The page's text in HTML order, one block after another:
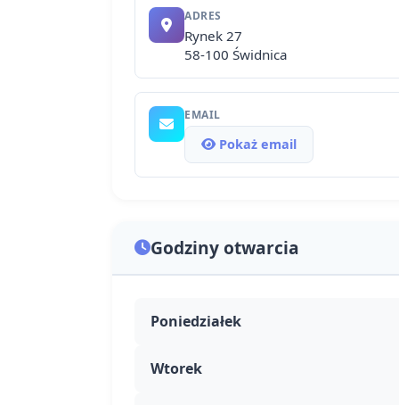
ADRES
Rynek 27
58-100 Świdnica
EMAIL
Pokaż email
Godziny otwarcia
Poniedziałek
Wtorek